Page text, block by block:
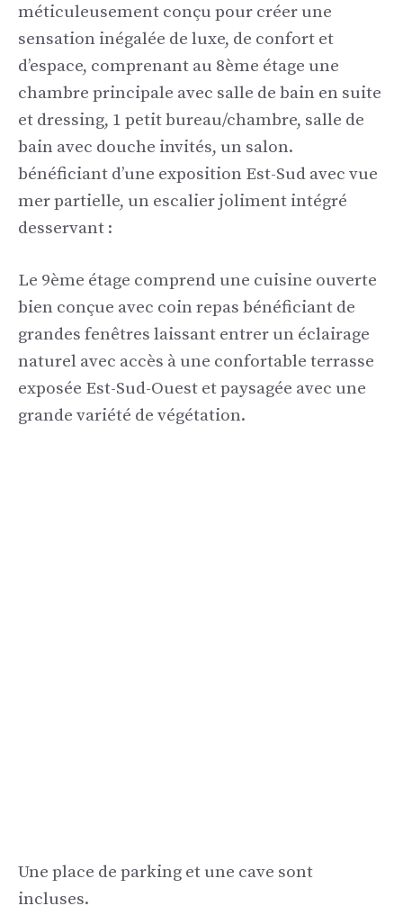
méticuleusement conçu pour créer une
sensation inégalée de luxe, de confort et
d’espace, comprenant au 8ème étage une
chambre principale avec salle de bain en suite
et dressing, 1 petit bureau/chambre, salle de
bain avec douche invités, un salon.
bénéficiant d’une exposition Est-Sud avec vue
mer partielle, un escalier joliment intégré
desservant :
Le 9ème étage comprend une cuisine ouverte
bien conçue avec coin repas bénéficiant de
grandes fenêtres laissant entrer un éclairage
naturel avec accès à une confortable terrasse
exposée Est-Sud-Ouest et paysagée avec une
grande variété de végétation.
Une place de parking et une cave sont
incluses.